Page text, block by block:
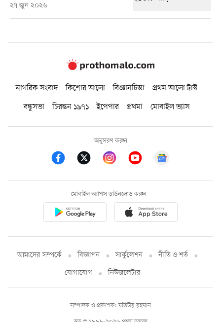
২৭ জুন ২০২৬
নাগরিক সংবাদ কিশোর আলো বিজ্ঞানচিন্তা
প্রথম আলো ট্রাস্ট
বন্ধুসভা
চিরন্তন ১৯৭১ ইপেপার প্রথমা মোবাইল ভ্যাস
অনুসরণ করুন
মোবাইল অ্যাপস ডাউনলোড করুন
আমাদের সম্পর্কে বিজ্ঞাপন সার্কুলেশন
নীতি ও শর্ত
যোগাযোগ
নিউজলেটার
সম্পাদক ও প্রকাশক: মতিউর রহমান